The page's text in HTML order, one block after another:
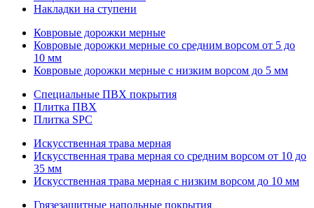
Накладки на ступени
Ковровые дорожки мерные
Ковровые дорожки мерные со средним ворсом от 5 до
10 мм
Ковровые дорожки мерные с низким ворсом до 5 мм
Специальные ПВХ покрытия
Плитка ПВХ
Плитка SPC
Искуccтвенная трава мерная
Искусственная трава мерная со средним ворсом от 10 до
35 мм
Искусственная трава мерная с низким ворсом до 10 мм
Грязезащитные напольные покрытия